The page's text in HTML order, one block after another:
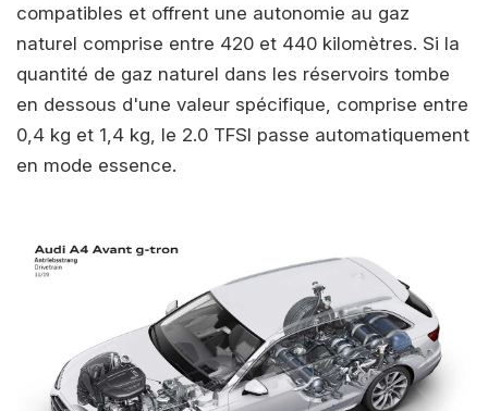
compatibles et offrent une autonomie au gaz
naturel comprise entre 420 et 440 kilomètres. Si la
quantité de gaz naturel dans les réservoirs tombe
en dessous d'une valeur spécifique, comprise entre
0,4 kg et 1,4 kg, le 2.0 TFSI passe automatiquement
en mode essence.